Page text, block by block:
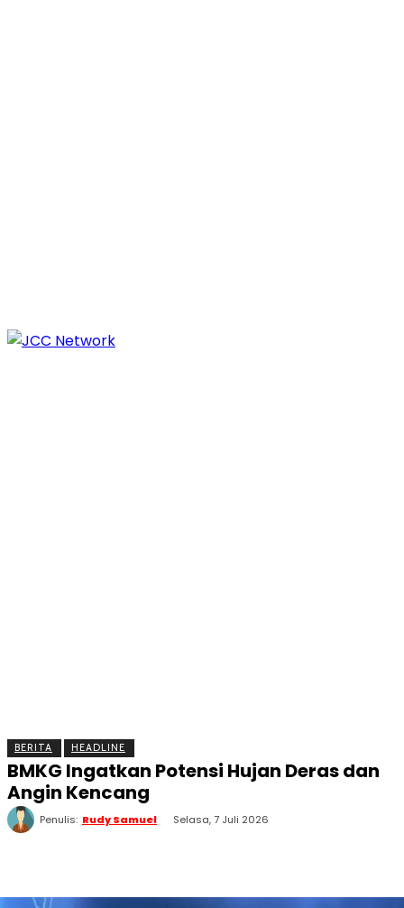
BERITA HEADLINE
BMKG Ingatkan Potensi Hujan Deras dan
Angin Kencang
Penulis: Rudy Samuel Selasa, 7 Juli 2026